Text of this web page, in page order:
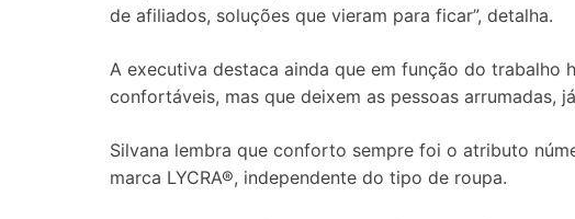
de afiliados, soluções que vieram para ficar”, detalha.
A executiva destaca ainda que em função do trabalho
confortáveis, mas que deixem as pessoas arrumadas,
Silvana lembra que conforto sempre foi o atributo
marca LYCRA®, independente do tipo de roupa.